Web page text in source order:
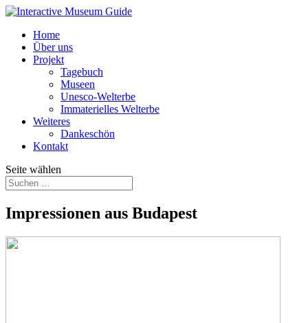
Home
Über uns
Projekt
Tagebuch
Museen
Unesco-Welterbe
Immaterielles Welterbe
Weiteres
Dankeschön
Kontakt
Seite wählen
Impressionen aus Budapest